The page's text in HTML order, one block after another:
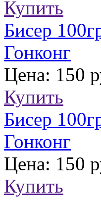
Купить
Бисер
Гонконг
Цена: 150
Купить
Бисер
Гонконг
Цена: 150
Купить